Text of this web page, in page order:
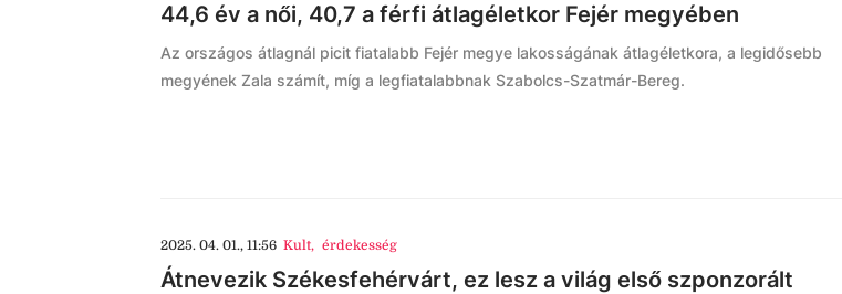
44,6 év a női, 40,7 a férfi átlagéletkor Fejér megyében
Az országos átlagnál picit fiatalabb Fejér megye lakosságának átlagéletkora, a legidősebb
megyének Zala számít, míg a legfiatalabbnak Szabolcs-Szatmár-Bereg.
2025. 04. 01., 11:56 Kult, érdekesség
Átnevezik Székesfehérvárt, ez lesz a világ első szponzorált